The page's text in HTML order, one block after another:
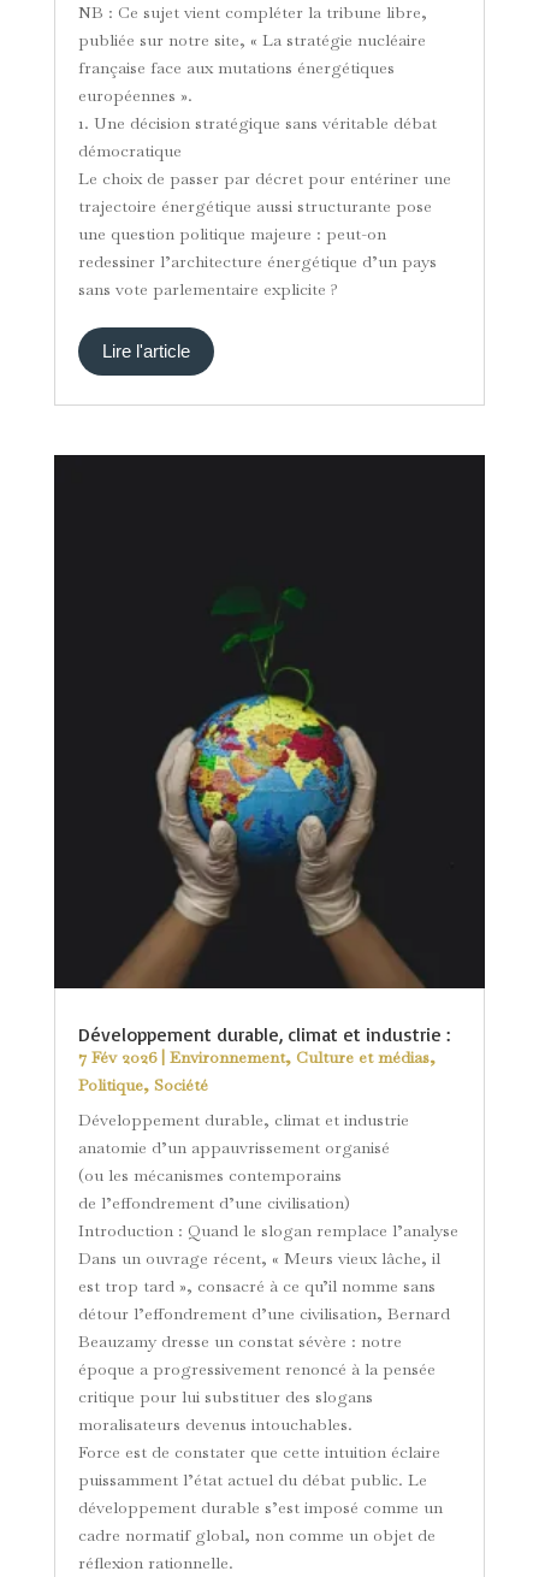
NB : Ce sujet vient compléter la tribune libre,
publiée sur notre site, « La stratégie nucléaire
française face aux mutations énergétiques
européennes ».
1. Une décision stratégique sans véritable débat
démocratique
Le choix de passer par décret pour entériner une
trajectoire énergétique aussi structurante pose
une question politique majeure : peut-on
redessiner l’architecture énergétique d’un pays
sans vote parlementaire explicite ?
Lire l'article
Développement durable, climat et industrie :
7 Fév 2026| Environnement, Culture et médias,
Politique, Société
Développement durable, climat et industrie
anatomie d’un appauvrissement organisé
(ou les mécanismes contemporains
de l’effondrement d’une civilisation)
Introduction : Quand le slogan remplace l’analyse
Dans un ouvrage récent, « Meurs vieux lâche, il
est trop tard », consacré à ce qu’il nomme sans
détour l’effondrement d’une civilisation, Bernard
Beauzamy dresse un constat sévère : notre
époque a progressivement renoncé à la pensée
critique pour lui substituer des slogans
moralisateurs devenus intouchables.
Force est de constater que cette intuition éclaire
puissamment l’état actuel du débat public. Le
développement durable s’est imposé comme un
cadre normatif global, non comme un objet de
réflexion rationnelle.